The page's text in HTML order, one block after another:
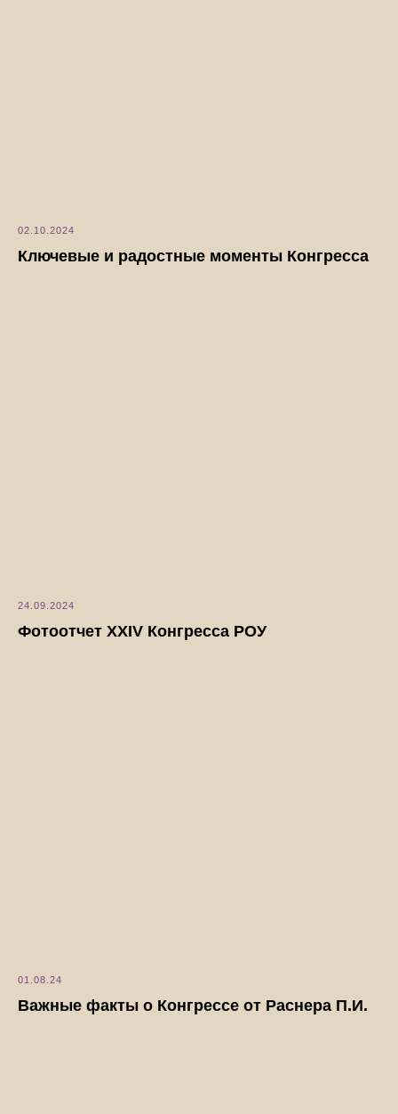
02.10.2024
Ключевые и радостные моменты Конгресса
24.09.2024
Фотоотчет XXIV Конгресса РОУ
01.08.24
Важные факты о Конгрессе от Раснера П.И.